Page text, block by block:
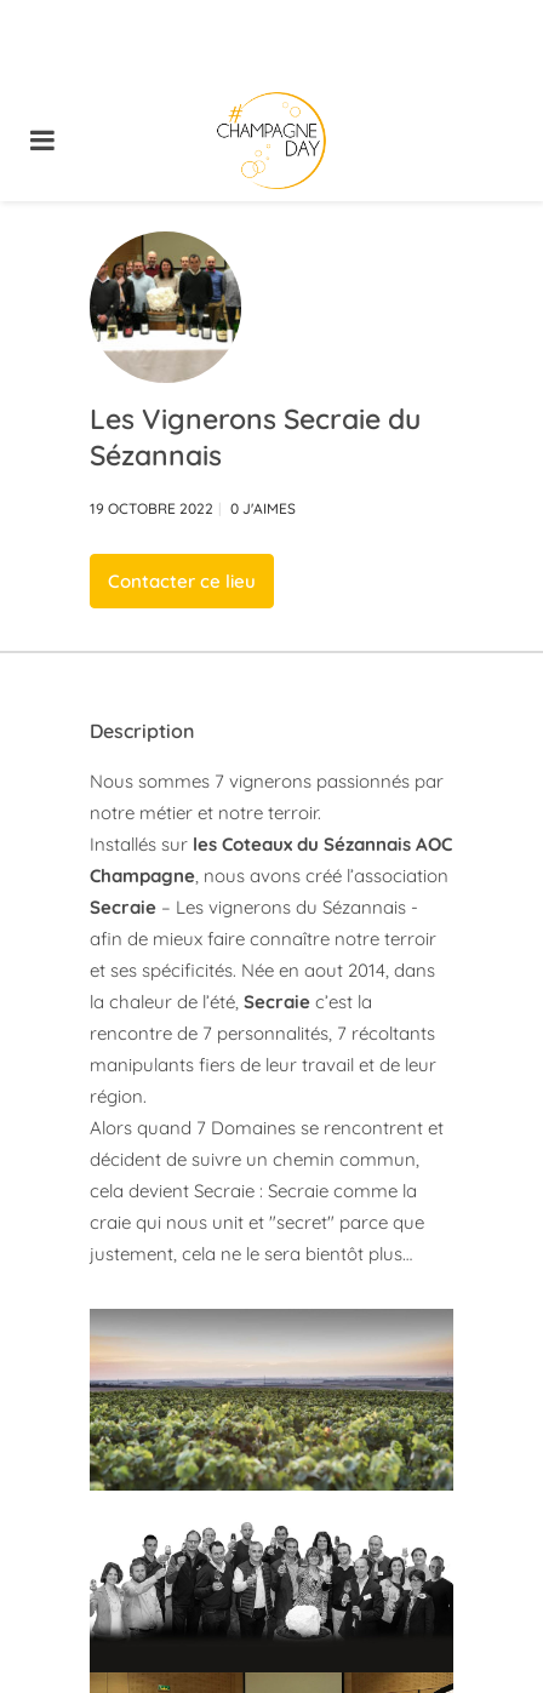
Les Vignerons Secraie du
Sézannais
19 OCTOBRE 2022 0 J'AIMES
Contacter ce lieu
Description
Nous sommes 7 vignerons passionnés par
notre métier et notre terroir.
Installés sur les Coteaux du Sézannais AOC
Champagne, nous avons créé l’association
Secraie – Les vignerons du Sézannais -
afin de mieux faire connaître notre terroir
et ses spécificités. Née en aout 2014, dans
la chaleur de l’été, Secraie c’est la
rencontre de 7 personnalités, 7 récoltants
manipulants fiers de leur travail et de leur
région.
Alors quand 7 Domaines se rencontrent et
décident de suivre un chemin commun,
cela devient Secraie : Secraie comme la
craie qui nous unit et "secret" parce que
justement, cela ne le sera bientôt plus…